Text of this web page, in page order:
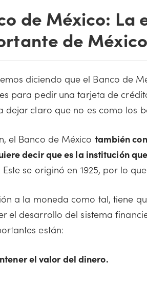
de México:
de México
diciendo que el Banco de
para pedir una tarjeta de
dejar claro que no es como los
el Banco de México también
decir que es la institución
Este se originó en 1925, por lo
a la moneda como tal, tiene
el desarrollo del sistema
están:
el valor del dinero.